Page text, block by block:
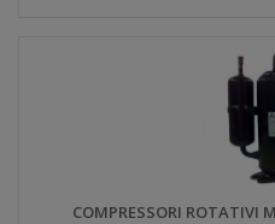
COMPRESSORI ROTATIVI